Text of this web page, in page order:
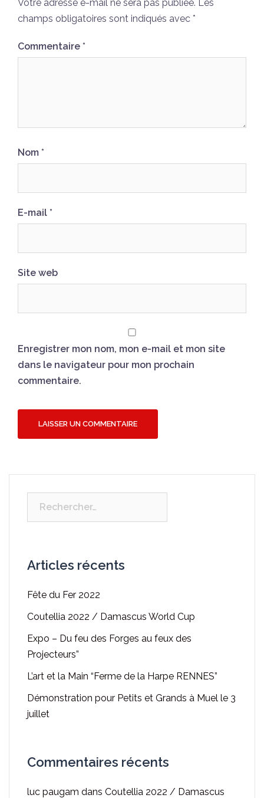
Votre adresse e-mail ne sera pas publiée.
Les
champs obligatoires sont indiqués avec *
Commentaire *
Nom *
E-mail *
Site web
Enregistrer mon nom, mon e-mail et mon site
dans le navigateur pour mon prochain
commentaire.
Articles récents
Fête du Fer 2022
Coutellia 2022 / Damascus World Cup
Expo – Du feu des Forges au feux des
Projecteurs”
L’art et la Main “Ferme de la Harpe RENNES”
Démonstration pour Petits et Grands à Muel le 3
juillet
Commentaires récents
luc paugam dans Coutellia 2022 / Damascus